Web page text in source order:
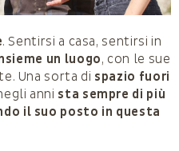
. Sentirsi a casa, sentirsi in
un luogo, con le sue
Una sorta di spazio fuori
anni sta sempre di più
il suo posto in questa